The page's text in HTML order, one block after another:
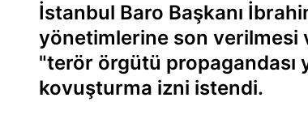
İstanbul Baro Başkanı
yönetimlerine son verilmesi
"terör örgütü propagandası
kovuşturma izni istendi.